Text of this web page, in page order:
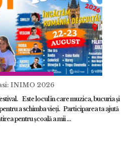
INIMO 2026
Este locul în care muzica, bucuria și
a schimba vieți. Participarea ta ajută
pentru școală a mii ...